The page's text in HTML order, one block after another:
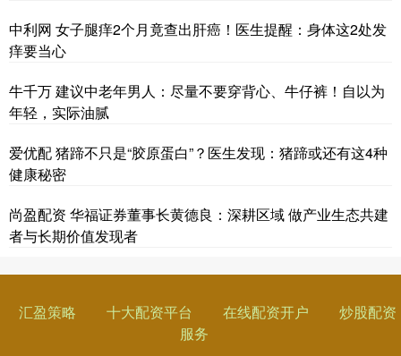
中利网 女子腿痒2个月竟查出肝癌！医生提醒：身体这2处发
痒要当心
牛千万 建议中老年男人：尽量不要穿背心、牛仔裤！自以为
年轻，实际油腻
爱优配 猪蹄不只是“胶原蛋白”？医生发现：猪蹄或还有这4种
健康秘密
尚盈配资 华福证券董事长黄德良：深耕区域 做产业生态共建
者与长期价值发现者
汇盈策略 十大配资平台 在线配资开户
炒股配资
服务